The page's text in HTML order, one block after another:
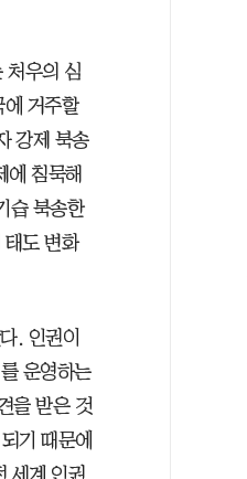
처우의 심
거주할
강제 북송
에 침묵해
습 북송한
태도 변화
. 인권이
운영하는
을 받은 것
기 때문에
세계 인권